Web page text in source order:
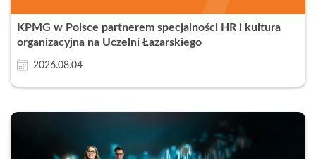
KPMG w Polsce partnerem specjalności HR i kultura
organizacyjna na Uczelni Łazarskiego
2026.08.04